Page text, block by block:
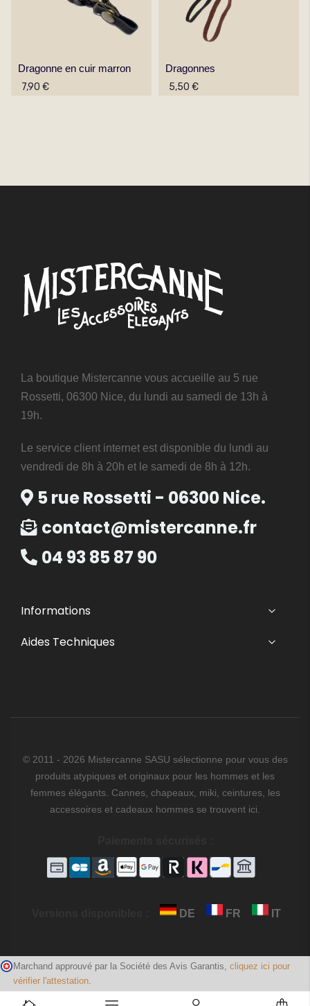
Dragonne en cuir marron
7,90 €
Dragonnes
5,50 €
La boutique Mistercanne vous accueille au 5 rue
Rossetti, 06300 Nice, du lundi au samedi de 13h à
19h.
Le service client internet est disponible du lundi au
vendredi de 8h à 20h et le samedi de 8h à 12h.
5 rue Rossetti - 06300 Nice.
contact@mistercanne.fr
04 93 85 87 90
Informations
Aides Techniques
© 2011 - 2026 Mistercanne SASU sélectionne pour vous des
produits atypiques et originaux pour les hommes et les
femmes élégants. Cannes, chapeaux, miki, ceintures, les
accessoires et cadeaux hommes se trouvent ici.
DE FR IT
Marchand approuvé par la Société des Avis Garantis, cliquez ici pour
vérifier l'attestation.